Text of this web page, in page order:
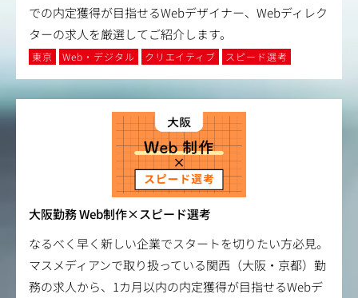
での内定獲得が目指せるWebデザイナー、Webディレク
ターの求人を厳選してご紹介します。
東京 Web・デジタル クリエイティブ スピード選考
大阪勤務 Web制作×スピード選考
なるべく早く新しい企業でスタートを切りたい方必見。
マスメディアンで取り扱っている関西（大阪・京都）勤
務の求人から、1カ月以内の内定獲得が目指せるWebデ